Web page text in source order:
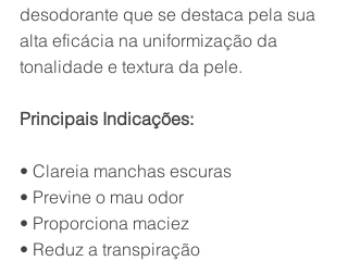
desodorante que se destaca pela sua
alta eficácia na uniformização da
tonalidade e textura da pele.
Principais Indicações:
• Clareia manchas escuras
• Previne o mau odor
• Proporciona maciez
• Reduz a transpiração